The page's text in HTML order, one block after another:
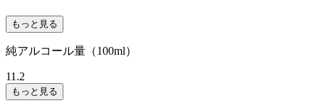
もっと見る
純アルコール量（100ml）
11.2
もっと見る